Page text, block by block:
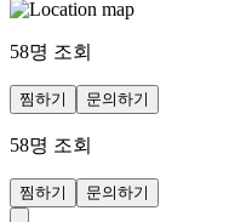
58명 조회
찜하기 문의하기
58명 조회
찜하기 문의하기